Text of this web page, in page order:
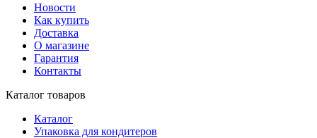
Новости
Как купить
Доставка
О магазине
Гарантия
Контакты
Каталог товаров
Каталог
Упаковка для кондитеров